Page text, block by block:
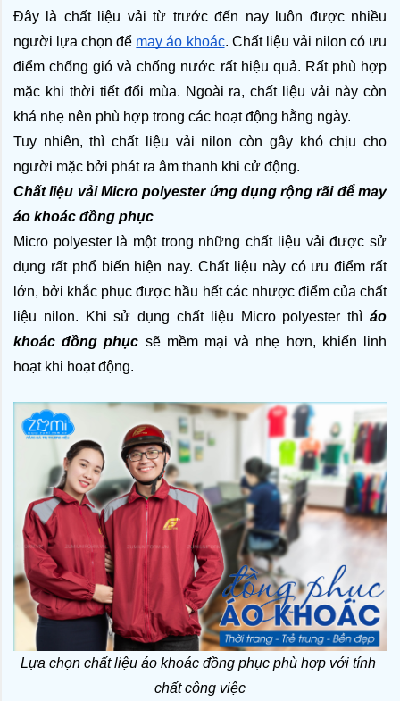
Đây là chất liệu vải từ trước đến nay luôn được nhiều
người lựa chọn để may áo khoác. Chất liệu vải nilon có ưu
điểm chống gió và chống nước rất hiệu quả. Rất phù hợp
mặc khi thời tiết đổi mùa. Ngoài ra, chất liệu vải này còn
khá nhẹ nên phù hợp trong các hoạt động hằng ngày.
Tuy nhiên, thì chất liệu vải nilon còn gây khó chịu cho
người mặc bởi phát ra âm thanh khi cử động.
Chất liệu vải Micro polyester ứng dụng rộng rãi để may
áo khoác đồng phục
Micro polyester là một trong những chất liệu vải được sử
dụng rất phổ biến hiện nay. Chất liệu này có ưu điểm rất
lớn, bởi khắc phục được hầu hết các nhược điểm của chất
liệu nilon. Khi sử dụng chất liệu Micro polyester thì áo
khoác đồng phục sẽ mềm mại và nhẹ hơn, khiến linh
hoạt khi hoạt động.
Lựa chọn chất liệu áo khoác đồng phục phù hợp với tính
chất công việc